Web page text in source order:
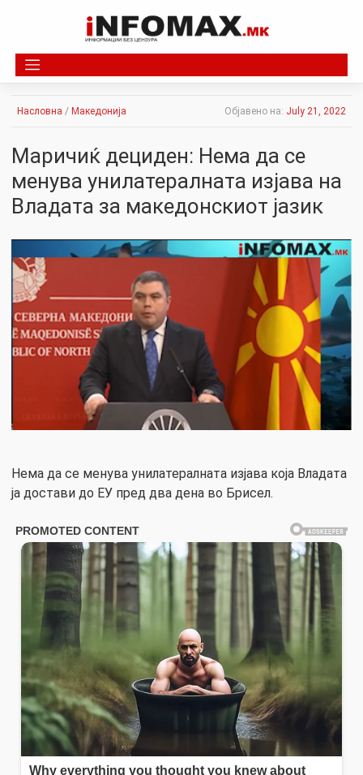
Насловна / Македонија Објавено на: July 21, 2022
Маричиќ дециден: Нема да се
менува унилатералната изјава на
Владата за македонскиот јазик
Нема да се менува унилатералната изјава која Владата
ја достави до ЕУ пред два дена во Брисел.